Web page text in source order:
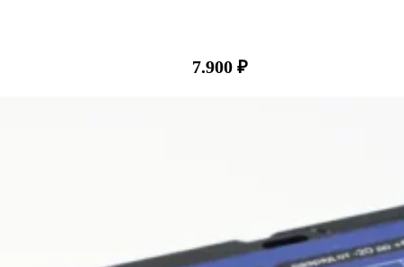
7.900 ₽